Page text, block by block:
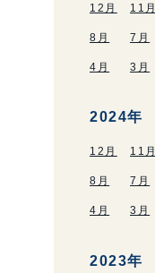
12月 11月
8月 7月
4月 3月
2024年
12月 11月
8月 7月
4月 3月
2023年